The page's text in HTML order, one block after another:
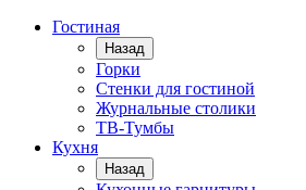
Гостиная
Назад
Горки
Стенки для гостиной
Журнальные столики
TВ-Тумбы
Кухня
Назад